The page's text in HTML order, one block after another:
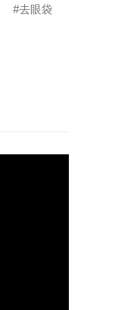
去眼袋